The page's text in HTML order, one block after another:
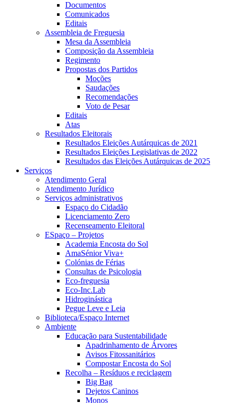
Documentos
Comunicados
Editais
Assembleia de Freguesia
Mesa da Assembleia
Composição da Assembleia
Regimento
Propostas dos Partidos
Moções
Saudações
Recomendações
Voto de Pesar
Editais
Atas
Resultados Eleitorais
Resultados Eleições Autárquicas de 2021
Resultados Eleições Legislativas de 2022
Resultados das Eleições Autárquicas de 2025
Serviços
Atendimento Geral
Atendimento Jurídico
Serviços administrativos
Espaço do Cidadão
Licenciamento Zero
Recenseamento Eleitoral
ESpaço – Projetos
Academia Encosta do Sol
AmaSénior Viva+
Colónias de Férias
Consultas de Psicologia
Eco-freguesia
Eco-Inc.Lab
Hidroginástica
Pegue Leve e Leia
Biblioteca/Espaço Internet
Ambiente
Educação para Sustentabilidade
Apadrinhamento de Árvores
Avisos Fitossanitários
Compostar Encosta do Sol
Recolha – Resíduos e reciclagem
Big Bag
Dejetos Caninos
Monos